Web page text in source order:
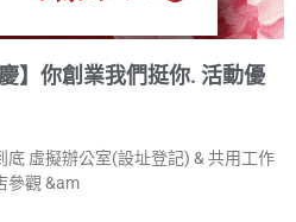
】你創業我們挺你. 活動優
虛擬辦公室(設址登記) & 共用工作
參觀 &am